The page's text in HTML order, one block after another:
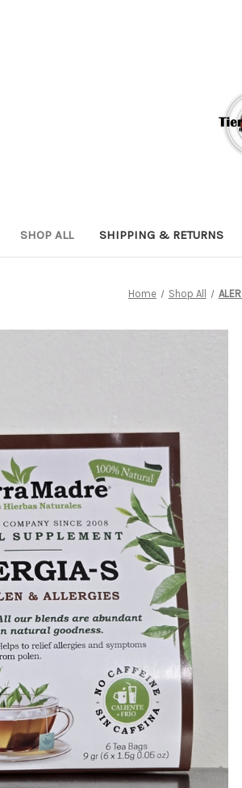
SHOP ALL SHIPPING & RETURNS
Home Shop All